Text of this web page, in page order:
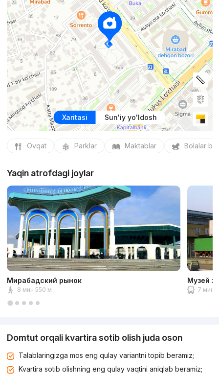
Xaritasi Sun'iy yo'ldosh
Ovqat Parklar Maktablar Bolalar
Yaqin atrofdagi joylar
Мирабадский рынок
8 мин 550 м
Музей
7 мин
Domtut orqali kvartira sotib olish juda oson
Talablaringizga mos eng qulay variantni topib beramiz;
Kvartira sotib olishning eng qulay vaqtini aniqlab beramiz;